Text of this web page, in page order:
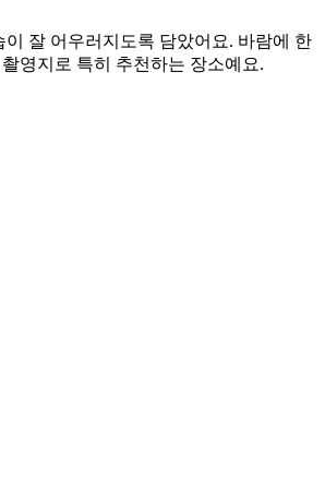
잘 어우러지도록 담았어요. 바람에 한
영지로 특히 추천하는 장소예요.